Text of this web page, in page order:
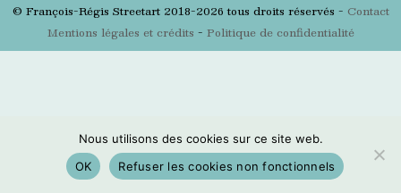
© François-Régis Streetart 2018-2026 tous droits réservés - Contact
Mentions légales et crédits - Politique de confidentialité
Nous utilisons des cookies sur ce site web.
OK
Refuser les cookies non fonctionnels